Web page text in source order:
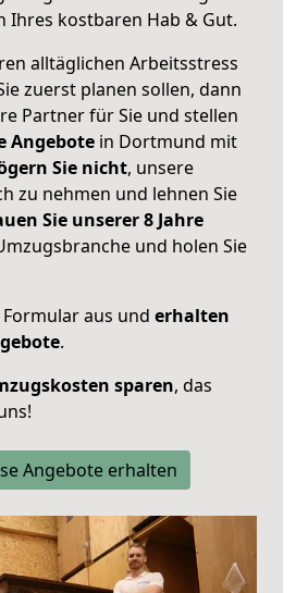
Ihres kostbaren Hab & Gut.
alltäglichen Arbeitsstress
zuerst planen sollen, dann
Partner für Sie und stellen
Angebote in Dortmund mit
Sie nicht, unsere
zu nehmen und lehnen Sie
Sie unserer 8 Jahre
und holen Sie
aus und erhalten
.
sparen, das
Angebote erhalten